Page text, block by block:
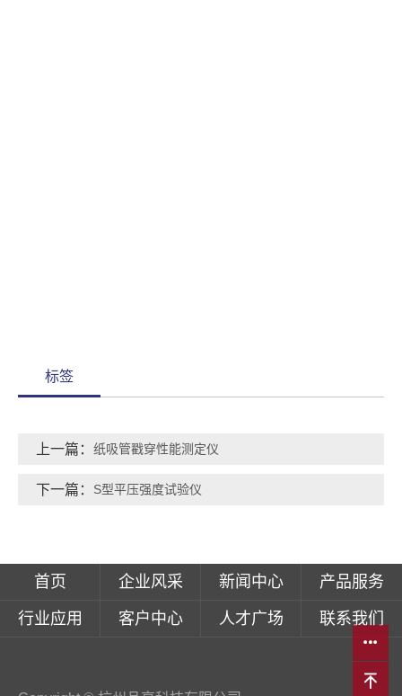
标签
上一篇： 纸吸管戳穿性能测定仪
下一篇： S型平压强度试验仪
首页 企业风采 新闻中心 产品服务
行业应用 客户中心 人才广场 联系我们